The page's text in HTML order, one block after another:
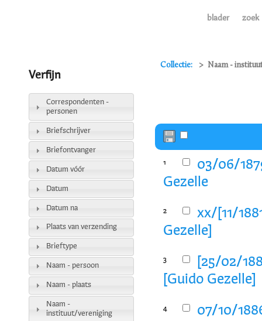
blader zoek
Collectie: Naam -
1
03/06/
Gezelle
2
xx/[11/
Gezelle]
3
[25/02/
[Guido Gezelle]
4
07/10/
Verfijn
Correspondenten -
personen
Briefschrijver
Briefontvanger
Datum vóór
Datum
Datum na
Plaats van verzending
Brieftype
Naam - persoon
Naam - plaats
Naam -
instituut/vereniging